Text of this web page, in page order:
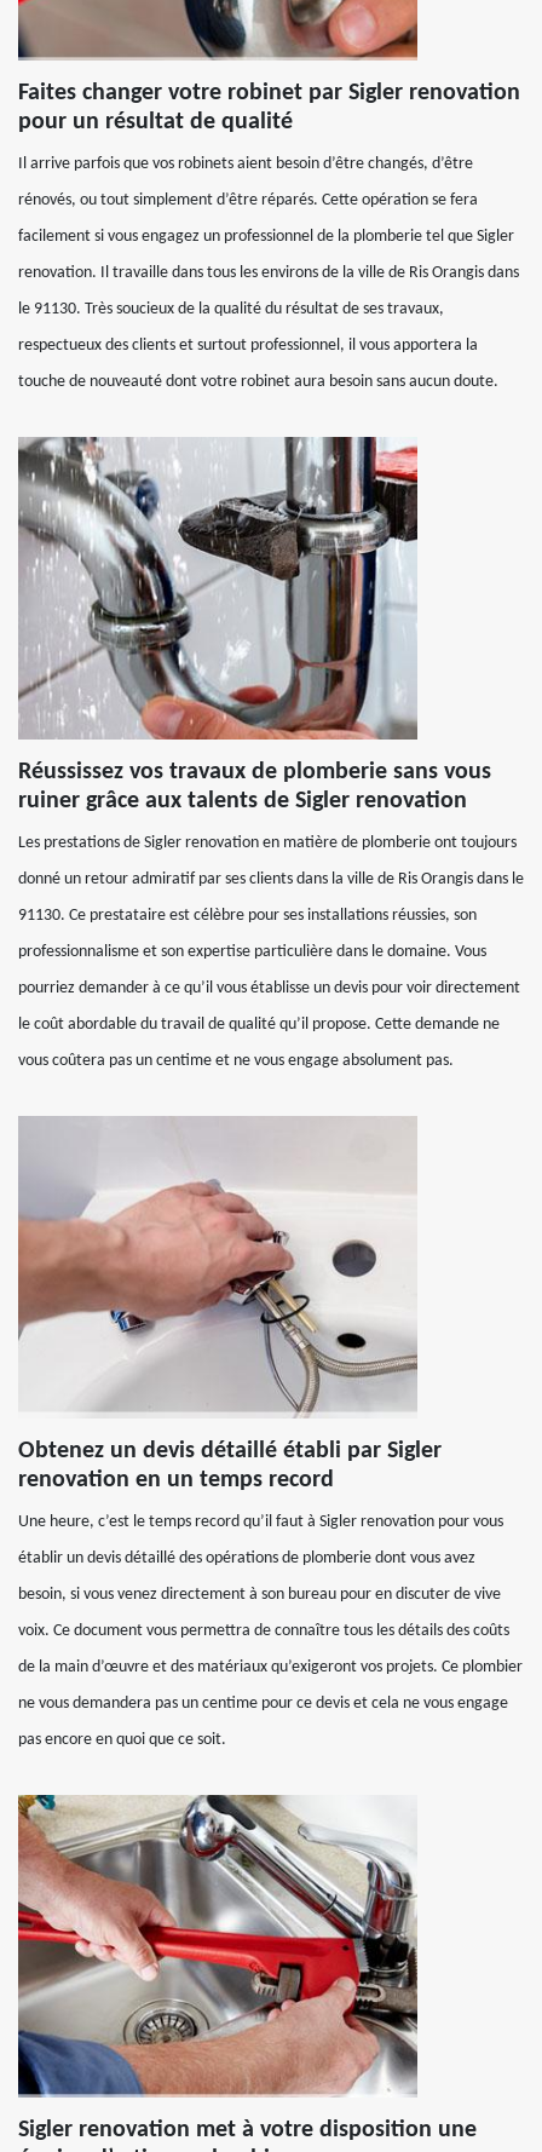
Faites changer votre robinet par Sigler renovation
pour un résultat de qualité
Il arrive parfois que vos robinets aient besoin d’être changés, d’être
rénovés, ou tout simplement d’être réparés. Cette opération se fera
facilement si vous engagez un professionnel de la plomberie tel que Sigler
renovation. Il travaille dans tous les environs de la ville de Ris Orangis dans
le 91130. Très soucieux de la qualité du résultat de ses travaux,
respectueux des clients et surtout professionnel, il vous apportera la
touche de nouveauté dont votre robinet aura besoin sans aucun doute.
Réussissez vos travaux de plomberie sans vous
ruiner grâce aux talents de Sigler renovation
Les prestations de Sigler renovation en matière de plomberie ont toujours
donné un retour admiratif par ses clients dans la ville de Ris Orangis dans le
91130. Ce prestataire est célèbre pour ses installations réussies, son
professionnalisme et son expertise particulière dans le domaine. Vous
pourriez demander à ce qu’il vous établisse un devis pour voir directement
le coût abordable du travail de qualité qu’il propose. Cette demande ne
vous coûtera pas un centime et ne vous engage absolument pas.
Obtenez un devis détaillé établi par Sigler
renovation en un temps record
Une heure, c’est le temps record qu’il faut à Sigler renovation pour vous
établir un devis détaillé des opérations de plomberie dont vous avez
besoin, si vous venez directement à son bureau pour en discuter de vive
voix. Ce document vous permettra de connaître tous les détails des coûts
de la main d’œuvre et des matériaux qu’exigeront vos projets. Ce plombier
ne vous demandera pas un centime pour ce devis et cela ne vous engage
pas encore en quoi que ce soit.
Sigler renovation met à votre disposition une